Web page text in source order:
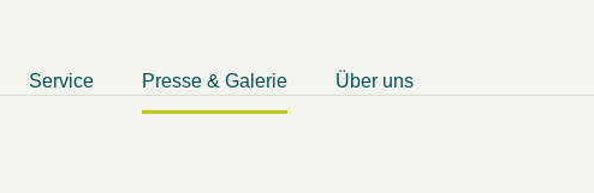
Service Presse & Galerie Über uns